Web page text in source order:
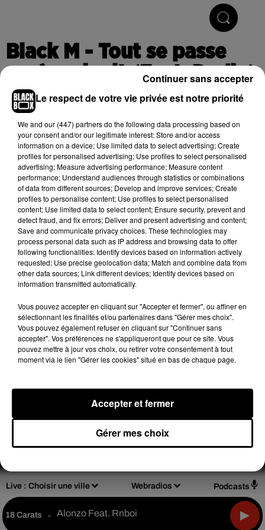
Live : Choisir une ville Webradios Podcasts
18 Carats - Alonzo Feat. Rnboi
Black M - Tout se passe
après minuit (Feat. Dadju)
Publié : 16 avril 2018 à 9h55
Cet élément est masqué compte-tenu du refus du
dépôt de cookies que vous avez exprimé. Si vous
souhaitez l'afficher, merci de nous donner votre accord
en cliquant sur le bouton ci-dessous.
Afficher l'élément
(C) 2018
DesignOlivier Varma
Règlements de jeux
Notice d'information RGPD Plan du site
Le respect de votre vie privée est notre priorité
We and our (447) partnersdo the following data processing based on
your consent and/or our legitimate interest: Store and/or access
information on a device; Use limited data to select advertising; Create
profiles for personalised advertising; Use profiles to select personalised
advertising; Measure advertising performance; Measure content
performance; Understand audiences through statistics or combinations
of data from different sources; Develop and improve services; Create
profiles to personalise content; Use profiles to select personalised
content; Use limited data to select content; Ensure security, prevent and
detect fraud, and fix errors; Deliver and present advertising and content;
Save and communicate privacy choices. These technologies may
process personal data such as IP address and browsing data to offer
following functionalities: Identify devices based on information actively
requested; Use precise geolocation data; Match and combine data from
other data sources; Link different devices; Identify devices based on
information transmitted automatically.
Vous pouvez accepter en cliquant sur "Accepter et fermer", ou affiner en
sélectionnant les finalités et/ou partenaires dans "Gérer mes choix".
Vous pouvez également refuser en cliquant sur "Continuer sans
accepter". Vos préférences ne s'appliqueront que pour ce site. Vous
pouvez mettre à jour vos choix, ou retirer votre consentement à tout
moment via le lien "Gérer les cookies" situé en bas de chaque page.
Gérer mes choix
Accepter et fermer
Continuer sans accepter